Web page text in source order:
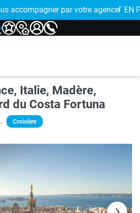
réglez votre voyage en 4x avec FLOA >
Italie, Madère,
du Costa Fortuna
Croisière